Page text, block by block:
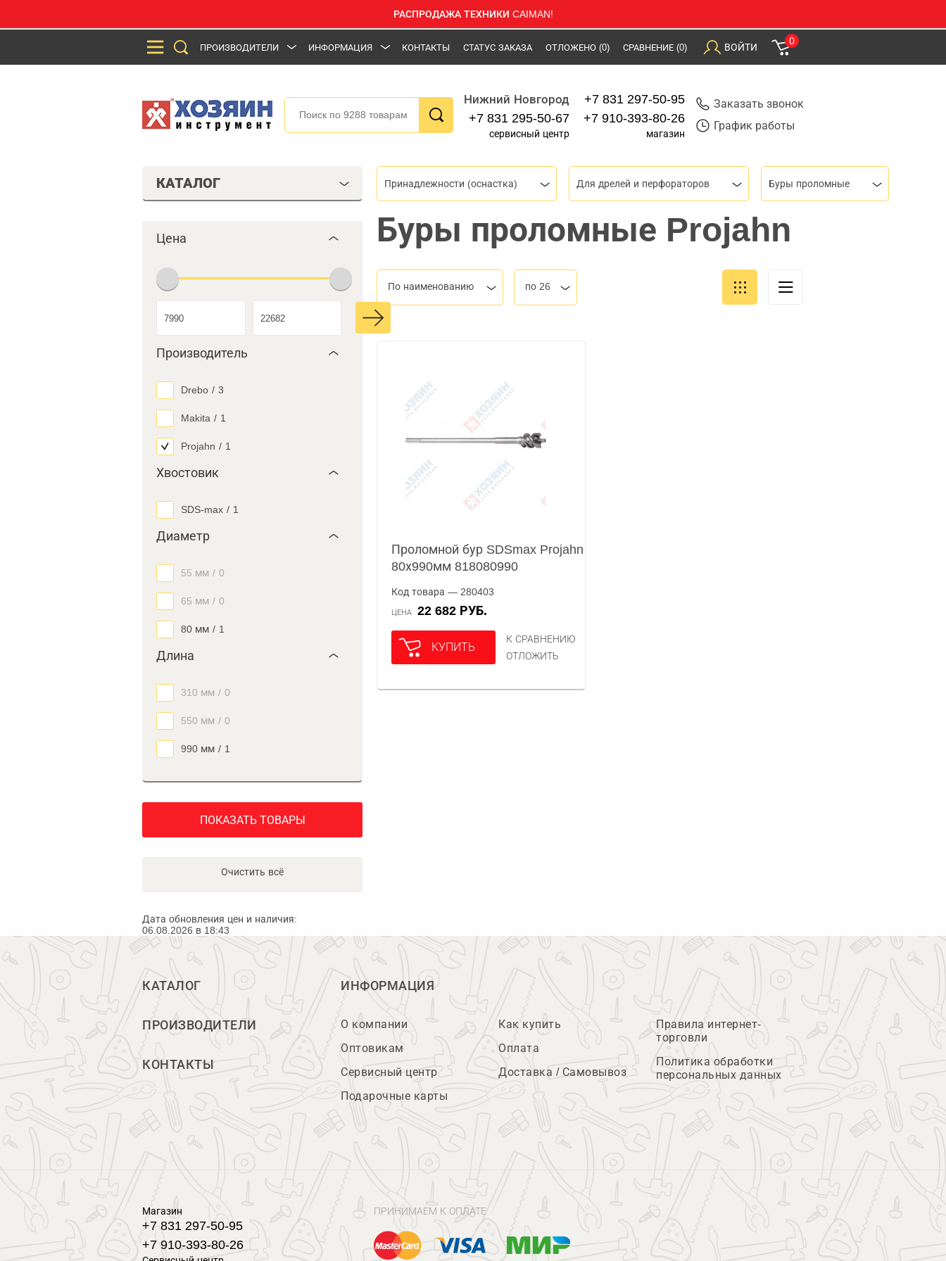
РАСПРОДАЖА ТЕХНИКИ CAIMAN!
ПРОИЗВОДИТЕЛИ ИНФОРМАЦИЯ КОНТАКТЫ СТАТУС ЗАКАЗА ОТЛОЖЕНО (0) СРАВНЕНИЕ (0) ВОЙТИ
0
Нижний Новгород
+7 831 295-50-67
сервисный центр
+7 831 297-50-95
+7 910-393-80-26
магазин
Заказать звонок
График работы
КАТАЛОГ
Цена
Производитель
Drebo / 3
Makita / 1
Projahn / 1
Хвостовик
SDS-max / 1
Диаметр
55 мм / 0
65 мм / 0
80 мм / 1
Длина
310 мм / 0
550 мм / 0
990 мм / 1
ПОКАЗАТЬ ТОВАРЫ
Очистить всё
Дата обновления цен и наличия:
06.08.2026 в 18:43
Принадлежности (оснастка) Для дрелей и перфораторов Буры проломные
Буры проломные Projahn
По наименованию по 26
Проломной бур SDSmax Projahn
80х990мм 818080990
Код товара — 280403
ЦЕНА 22 682 РУБ.
КУПИТЬ
К СРАВНЕНИЮ
ОТЛОЖИТЬ
КАТАЛОГ
ПРОИЗВОДИТЕЛИ
КОНТАКТЫ
ИНФОРМАЦИЯ
О компании
Оптовикам
Сервисный центр
Подарочные карты
Как купить
Оплата
Доставка / Самовывоз
Правила интернет-
торговли
Политика обработки
персональных данных
Магазин
+7 831 297-50-95
+7 910-393-80-26
ПРИНИМАЕМ К ОПЛАТЕ